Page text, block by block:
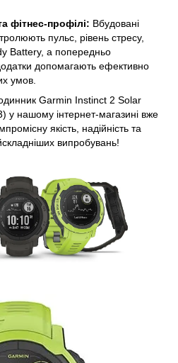
фітнес-профілі: Вбудовані
пульс, рівень стресу,
Battery, а попередньо
допомагають ефективно
умов.
Garmin Instinct 2 Solar
у нашому інтернет-магазині вже
якість, надійність та
випробувань!